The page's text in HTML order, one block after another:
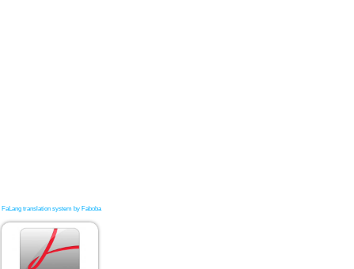
FaLang translation system by Faboba